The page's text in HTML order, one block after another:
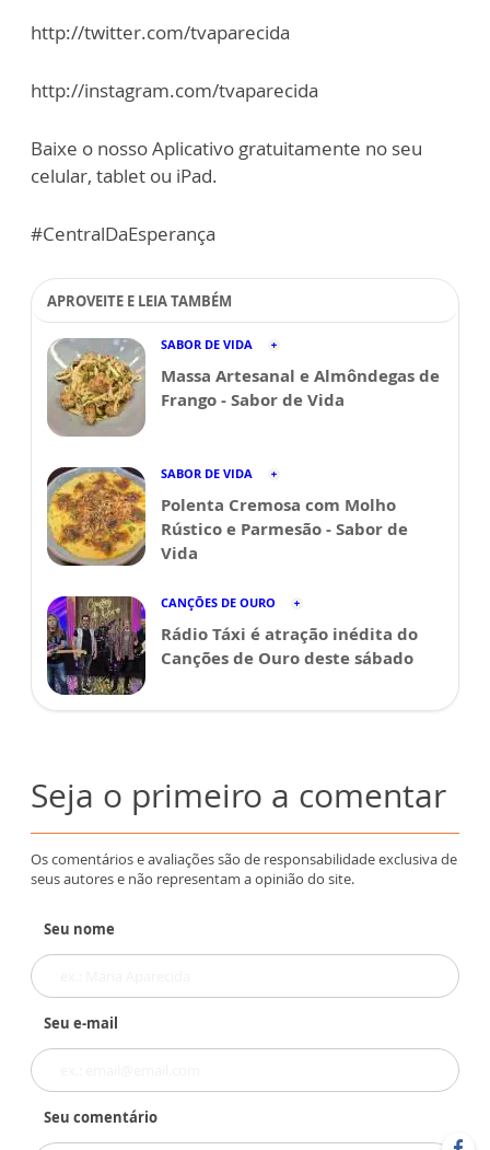
http://twitter.com/tvaparecida
http://instagram.com/tvaparecida
Baixe o nosso Aplicativo gratuitamente no seu
celular, tablet ou iPad.
#CentralDaEsperança
APROVEITE E LEIA TAMBÉM
SABOR DE VIDA
Massa Artesanal e Almôndegas de
Frango - Sabor de Vida
SABOR DE VIDA
Polenta Cremosa com Molho
Rústico e Parmesão - Sabor de
Vida
CANÇÕES DE OURO
Rádio Táxi é atração inédita do
Canções de Ouro deste sábado
Seja o primeiro a comentar
Os comentários e avaliações são de responsabilidade exclusiva de
seus autores e não representam a opinião do site.
Seu nome
Seu e-mail
Seu comentário